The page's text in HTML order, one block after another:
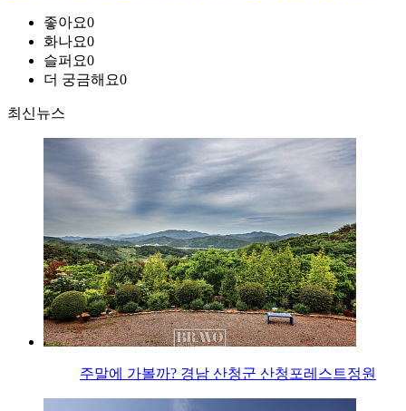
좋아요0
화나요0
슬퍼요0
더 궁금해요0
최신뉴스
주말에 가볼까? 경남 산청군 산청포레스트정원